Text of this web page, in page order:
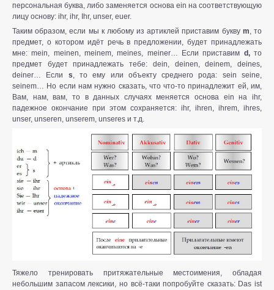
персональная буква, либо заменяется основа ein на соответствующую
лицу основу: ihr, ihr, Ihr, unser, euer.
Таким образом, если мы к любому из артиклей приставим букву m, то
предмет, о котором идёт речь в предложении, будет принадлежать
мне: mein, meinen, meinem, meines, meiner… Если приставим d,то
предмет будет принадлежать тебе: dein, deinen, deinem, deines,
deiner… Если s, то ему или объекту среднего рода: sein seine,
seinem… Но если нам нужно сказать, что что-то принадлежит ей, им,
Вам, нам, вам, то в данных случаях меняется основа ein на ihr,
падежное окончание при этом сохраняется: ihr, ihren, ihrem, ihres,
unser, unseren, unserem, unseres и т.д.
Тяжело тренировать притяжательные местоимения, обладая
небольшим запасом лексики, но всё-таки попробуйте сказать: Das ist